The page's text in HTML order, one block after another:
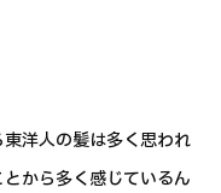
洋人の髪は多く思われ
から多く感じているん